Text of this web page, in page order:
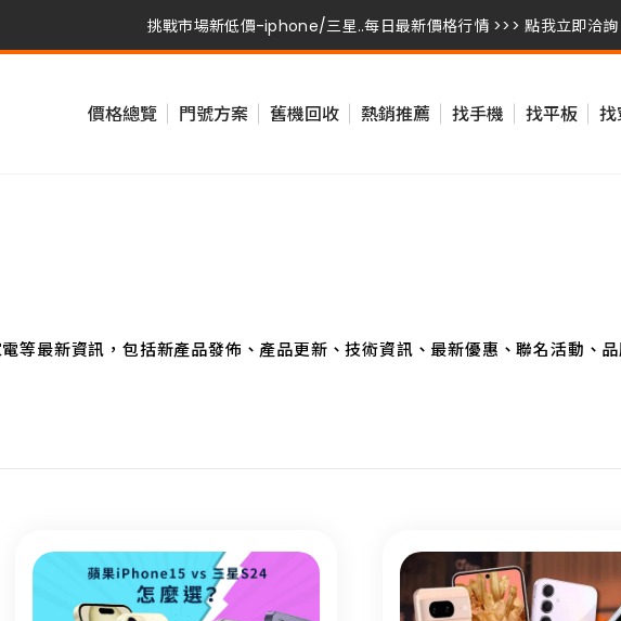
挑戰市場新低價-iphone/三星..每日最新價格行情 >>> 點我立即洽詢
挑戰市場新低價-iphone/三星..每日最新價格行情 >>> 點我立即洽詢
價格總覽 門號方案 舊機回收 熱銷推薦 找手機 找平板 找
等最新資訊，包括新產品發佈、產品更新、技術資訊、最新優惠、聯名活動、品